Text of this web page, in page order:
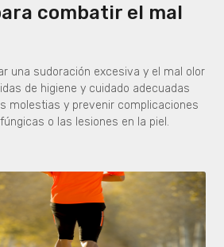
combatir el mal
una sudoración excesiva y el mal olor
de higiene y cuidado adecuadas
molestias y prevenir complicaciones
o las lesiones en la piel.